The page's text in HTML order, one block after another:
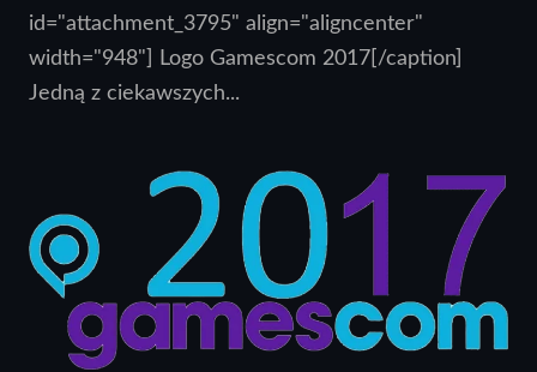
id="attachment_3795" align="aligncenter"
width="948"] Logo Gamescom 2017[/caption]
Jedną z ciekawszych...